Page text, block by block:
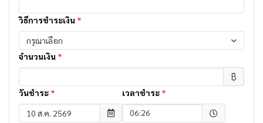
วิธีการชำระเงิน *
กรุณาเลือก
จำนวนเงิน *
฿
วันชำระ * เวลาชำระ *
06:26